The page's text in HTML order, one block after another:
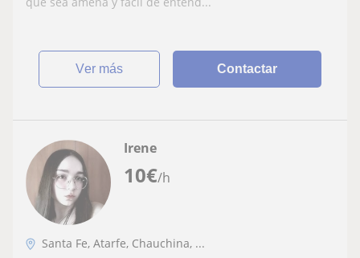
ver más Contactar
10€/h
Irene
Santa Fe, Atarfe, Chauchina, ...